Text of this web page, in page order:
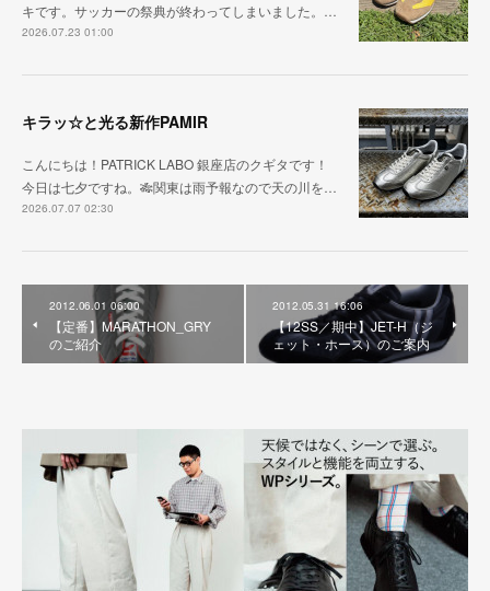
キです。サッカーの祭典が終わってしまいました。…
2026.07.23 01:00
キラッ☆と光る新作PAMIR
こんにちは！PATRICK LABO 銀座店のクギタです！
今日は七夕ですね。🎋関東は雨予報なので天の川を…
2026.07.07 02:30
2012.06.01 06:00
【定番】MARATHON_GRY
のご紹介
2012.05.31 16:06
【12SS／期中】JET-H（ジ
ェット・ホース）のご案内